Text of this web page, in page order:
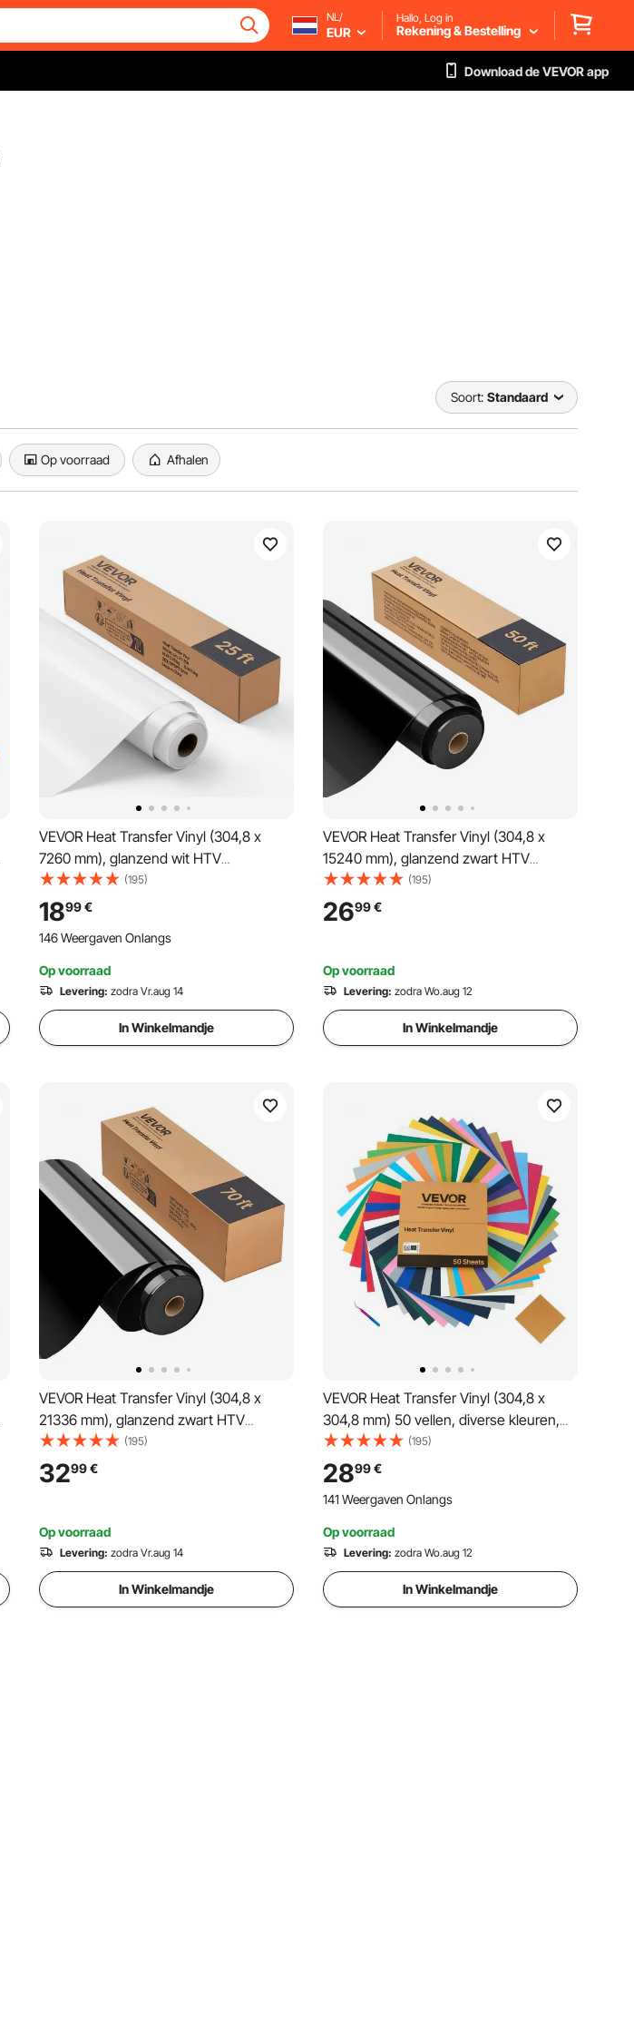
NL/
EUR
Hallo, Log in
Rekening & Bestelling
Download de VEVOR app
Soort: Standaard
Op voorraad Afhalen
VEVOR Heat Transfer Vinyl (304,8 x
7260 mm), glanzend wit HTV
strijkvinylrol, compatibel met
snijmachines, voor diverse materialen:
T-shirts, kussens, hoeden
(195)
1899€
146 Weergaven Onlangs
Op voorraad
Levering: zodra Vr.aug 14
In Winkelmandje
VEVOR Heat Transfer Vinyl (304,8 x
15240 mm), glanzend zwart HTV
strijkvinylrol, compatibel met
snijmachines, voor diverse materialen:
T-shirts, kussens, hoeden
(195)
2699€
Op voorraad
Levering: zodra Wo.aug 12
In Winkelmandje
VEVOR Heat Transfer Vinyl (304,8 x
21336 mm), glanzend zwart HTV
strijkvinylrol, compatibel met
snijmachines, voor diverse materialen:
T-shirts, kussens, hoeden
(195)
3299€
Op voorraad
Levering: zodra Vr.aug 14
In Winkelmandje
VEVOR Heat Transfer Vinyl (304,8 x
304,8 mm) 50 vellen, diverse kleuren,
plotterfilm compatibel met snijmachines,
strijkfolie voor T-shirts, kussens,
hoeden
(195)
2899€
141 Weergaven Onlangs
Op voorraad
Levering: zodra Wo.aug 12
In Winkelmandje